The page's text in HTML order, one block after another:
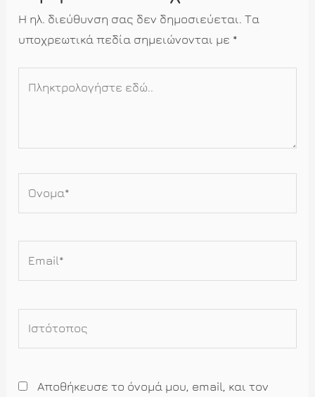
Η ηλ. διεύθυνση σας δεν δημοσιεύεται. Τα
υποχρεωτικά πεδία σημειώνονται με *
Αποθήκευσε το όνομά μου, email, και τον